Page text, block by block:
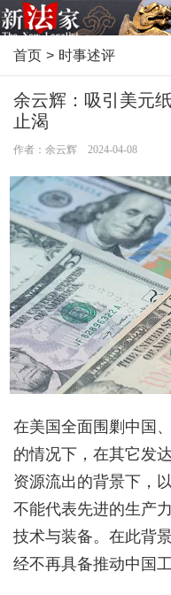
首页 > 时事述评
余云辉：吸引美元
止渴
作者：余云辉 2024-04-08
在美国全面围剿中国
的情况下，在其它发
资源流出的背景下，
不能代表先进的生产
技术与装备。在此背
经不再具备推动中国